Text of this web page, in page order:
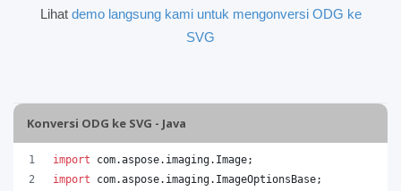
Lihat demo langsung kami untuk mengonversi ODG ke
SVG
Konversi ODG ke SVG - Java
import com.aspose. imaging. Image;
import
com.aspose. imaging. ImageOptionsBase;